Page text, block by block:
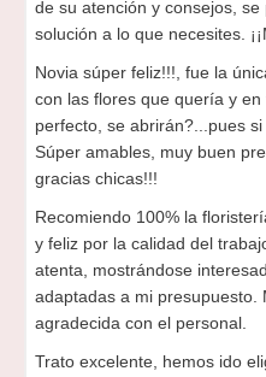
de su atención y consejos,
solución a lo que necesites.
Novia súper feliz!!!, fue la
con las flores que quería y
perfecto, se abrirán?...pues
Súper amables, muy buen
gracias chicas!!!
Recomiendo 100% la
y feliz por la calidad del
atenta, mostrándose
adaptadas a mi presupuesto.
agradecida con el personal.
Trato excelente, hemos ido